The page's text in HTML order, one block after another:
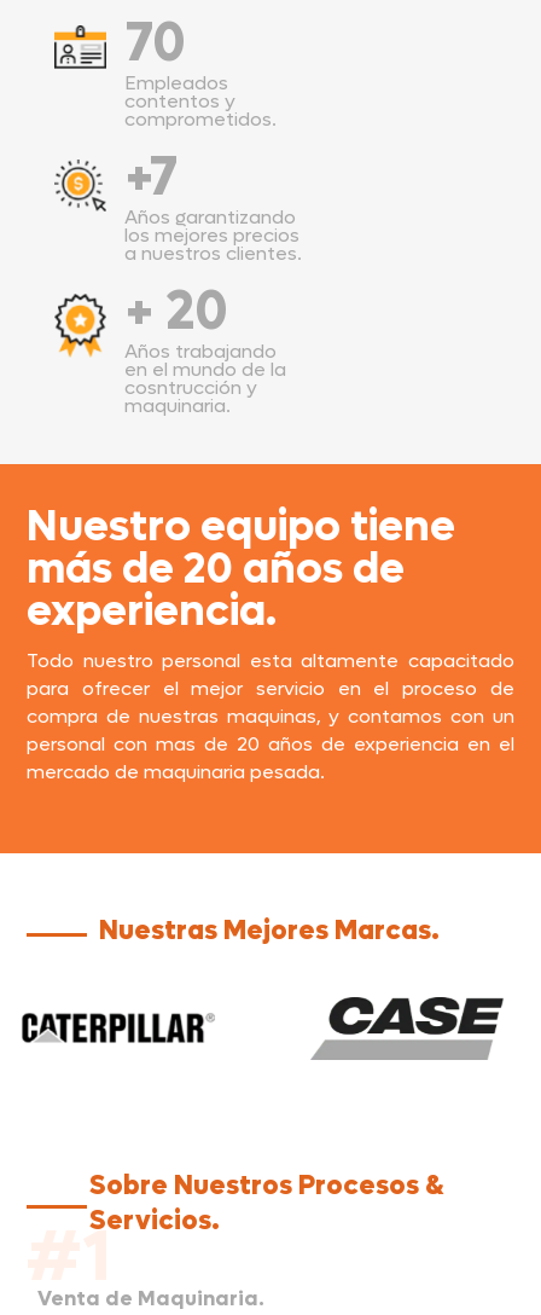
70
Empleados
contentos y
comprometidos.
+7
Años garantizando
los mejores precios
a nuestros clientes.
+ 20
Años trabajando
en el mundo de la
cosntrucción y
maquinaria.
Nuestro equipo tiene
más de 20 años de
experiencia.
Todo nuestro personal esta altamente capacitado
para ofrecer el mejor servicio en el proceso de
compra de nuestras maquinas, y contamos con un
personal con mas de 20 años de experiencia en el
mercado de maquinaria pesada.
Nuestras Mejores Marcas.
Sobre Nuestros Procesos &
Servicios.
Venta de Maquinaria.
#1